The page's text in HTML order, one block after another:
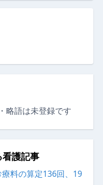
略語は未登録です
看護記事
療料の算定136回、19